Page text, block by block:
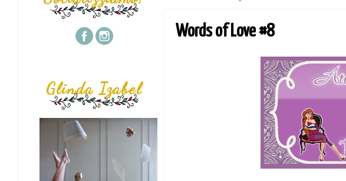
Words of Love #8
Glinda Izabel